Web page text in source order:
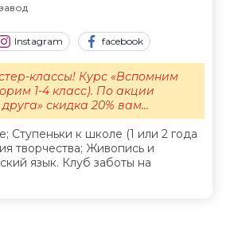
Instagram facebook
Ступеньки к школе (1 или 2 года
творчества; Живопись и
язык. Клуб заботы на
классы! Курс «Вспомним
1-4 класс). По акции
скидка 20% вам...